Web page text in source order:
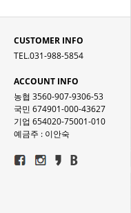
CUSTOMER INFO
TEL.031-988-5854
ACCOUNT INFO
농협 3560-907-9306-53
국민 674901-000-43627
기업 654020-75001-010
예금주 : 이안숙